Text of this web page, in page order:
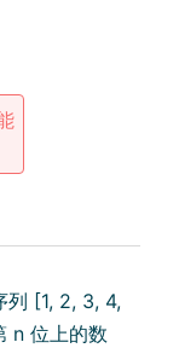
列 [1, 2, 3, 4,
n 位上的数